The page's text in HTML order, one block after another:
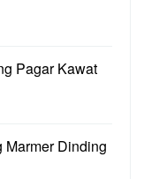
Pagar Kawat
Marmer Dinding